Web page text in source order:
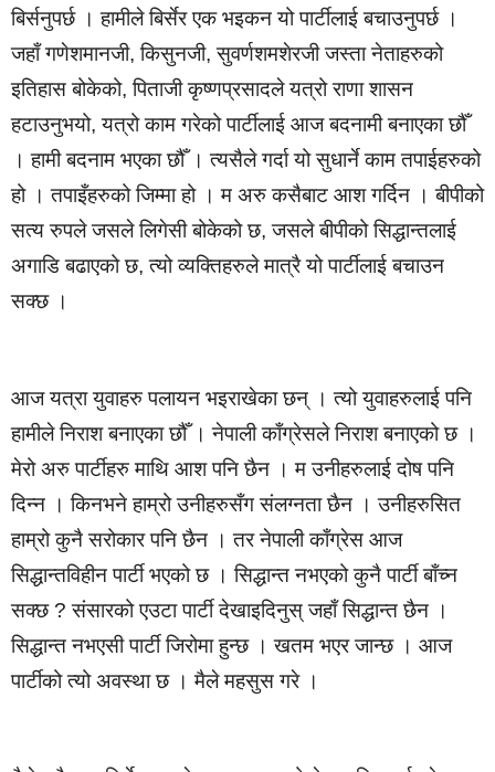
बिर्सनुपर्छ । हामीले बिर्सेर एक भइकन यो पार्टीलाई बचाउनुपर्छ ।
जहाँ गणेशमानजी, किसुनजी, सुवर्णशमशेरजी जस्ता नेताहरुको
इतिहास बोकेको, पिताजी कृष्णप्रसादले यत्रो राणा शासन
हटाउनुभयो, यत्रो काम गरेको पार्टीलाई आज बदनामी बनाएका छौँ
। हामी बदनाम भएका छौँ । त्यसैले गर्दा यो सुधार्ने काम तपाईहरुको
हो । तपाइँहरुको जिम्मा हो । म अरु कसैबाट आश गर्दिन । बीपीको
सत्य रुपले जसले लिगेसी बोकेको छ, जसले बीपीको सिद्धान्तलाई
अगाडि बढाएको छ, त्यो व्यक्तिहरुले मात्रै यो पार्टीलाई बचाउन
सक्छ ।
आज यत्रा युवाहरु पलायन भइराखेका छन् । त्यो युवाहरुलाई पनि
हामीले निराश बनाएका छौँ । नेपाली काँग्रेसले निराश बनाएको छ ।
मेरो अरु पार्टीहरु माथि आश पनि छैन । म उनीहरुलाई दोष पनि
दिन्न । किनभने हाम्रो उनीहरुसँग संलग्नता छैन । उनीहरुसित
हाम्रो कुनै सरोकार पनि छैन । तर नेपाली काँग्रेस आज
सिद्धान्तविहीन पार्टी भएको छ । सिद्धान्त नभएको कुनै पार्टी बाँच्न
सक्छ ? संसारको एउटा पार्टी देखाइदिनुस् जहाँ सिद्धान्त छैन ।
सिद्धान्त नभएसी पार्टी जिरोमा हुन्छ । खतम भएर जान्छ । आज
पार्टीको त्यो अवस्था छ । मैले महसुस गरे ।